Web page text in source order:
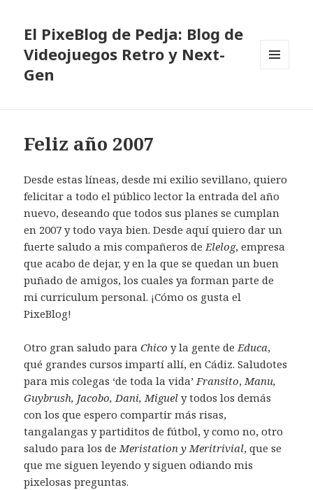
El PixeBlog de Pedja: Blog de
Videojuegos Retro y Next-
Gen
Feliz año 2007
Desde estas líneas, desde mi exilio sevillano, quiero
felicitar a todo el público lector la entrada del año
nuevo, deseando que todos sus planes se cumplan
en 2007 y todo vaya bien. Desde aquí quiero dar un
fuerte saludo a mis compañeros deElelog, empresa
que acabo de dejar, y en la que se quedan un buen
puñado de amigos, los cuales ya forman parte de
mi curriculum personal. ¡Cómo os gusta el
PixeBlog!
Otro gran saludo paraChico y la gente deEduca,
qué grandes cursos impartí allí, en Cádiz. Saludotes
para mis colegas ‘de toda la vida’Fransito,Manu,
Guybrush, Jacobo, Dani, Miguel y todos los demás
con los que espero compartir más risas,
tangalangas y partiditos de fútbol, y como no, otro
saludo para los deMeristation y Meritrivial, que se
que me siguen leyendo y siguen odiando mis
pixelosas preguntas.